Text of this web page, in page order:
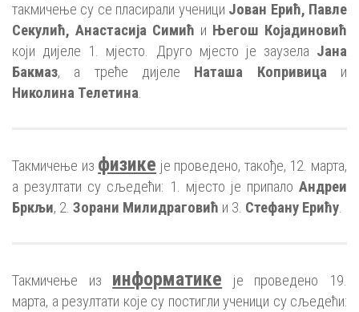
такмичење су се пласирали ученици Јован Ерић, Павле
Секулић, Анастасија Симић и Његош Којадиновић
који дијеле 1. мјесто. Друго мјесто је заузела Јана
Бакмаз, а треће дијеле Наташа Копривицаи
Николина Телетина.
Такмичење из физике је проведено, такође, 12. марта,
а резултати су сљедећи: 1. мјесто је припало Андреи
Бркљи, 2. Зорани Милидраговић и 3. Стефану Ерићу.
Такмичење из информатике је проведено 19.
марта, а резултати које су постигли ученици су сљедећи: